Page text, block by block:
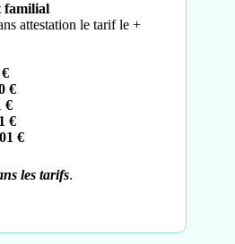
familial
attestation le tarif le +
€
€
€
€
les tarifs.